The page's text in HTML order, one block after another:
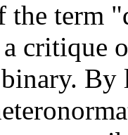
the term
critique